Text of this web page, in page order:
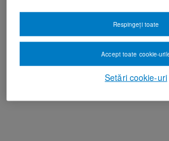
Setări cookie-uri
Respingeți toate
Accept toate cookie-